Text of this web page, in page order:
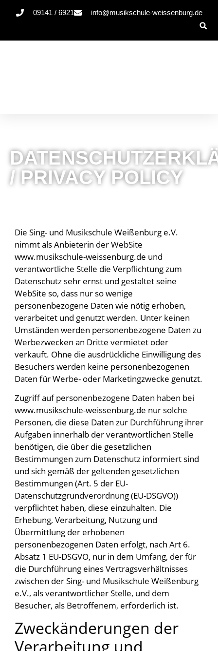
09141 / 6921 info@musikschule-weissenburg.de
/ PRIVACY POLICY
Die Sing- und Musikschule Weißenburg e.V.
nimmt als Anbieterin der WebSite
www.musikschule-weissenburg.de und
verantwortliche Stelle die Verpflichtung zum
Datenschutz sehr ernst und gestaltet seine
WebSite so, dass nur so wenige
personenbezogene Daten wie nötig erhoben,
verarbeitet und genutzt werden. Unter keinen
Umständen werden personenbezogene Daten zu
Werbezwecken an Dritte vermietet oder
verkauft. Ohne die ausdrückliche Einwilligung des
Besuchers werden keine personenbezogenen
Daten für Werbe- oder Marketingzwecke genutzt.
Zugriff auf personenbezogene Daten haben bei
www.musikschule-weissenburg.de nur solche
Personen, die diese Daten zur Durchführung ihrer
Aufgaben innerhalb der verantwortlichen Stelle
benötigen, die über die gesetzlichen
Bestimmungen zum Datenschutz informiert sind
und sich gemäß der geltenden gesetzlichen
Bestimmungen (Art. 5 der EU-
Datenschutzgrundverordnung (EU-DSGVO))
verpflichtet haben, diese einzuhalten. Die
Erhebung, Verarbeitung, Nutzung und
Übermittlung der erhobenen
personenbezogenen Daten erfolgt, nach Art 6.
Absatz 1 EU-DSGVO, nur in dem Umfang, der für
die Durchführung eines Vertragsverhältnisses
zwischen der Sing- und Musikschule Weißenburg
e.V., als verantwortlicher Stelle, und dem
Besucher, als Betroffenem, erforderlich ist.
Zweckänderungen der
Verarbeitung und